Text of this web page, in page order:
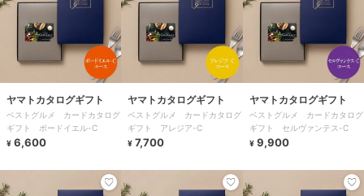
ヤマトカタログギフト
ベストグルメ カードカタログ
ギフト ボードイエル-C
¥ 6,600
ヤマトカタログギフト
ベストグルメ カードカタログ
ギフト アレジア-C
¥ 7,700
ヤマトカタログギフト
ベストグルメ カードカタログ
ギフト セルヴァンテス-C
¥ 9,900